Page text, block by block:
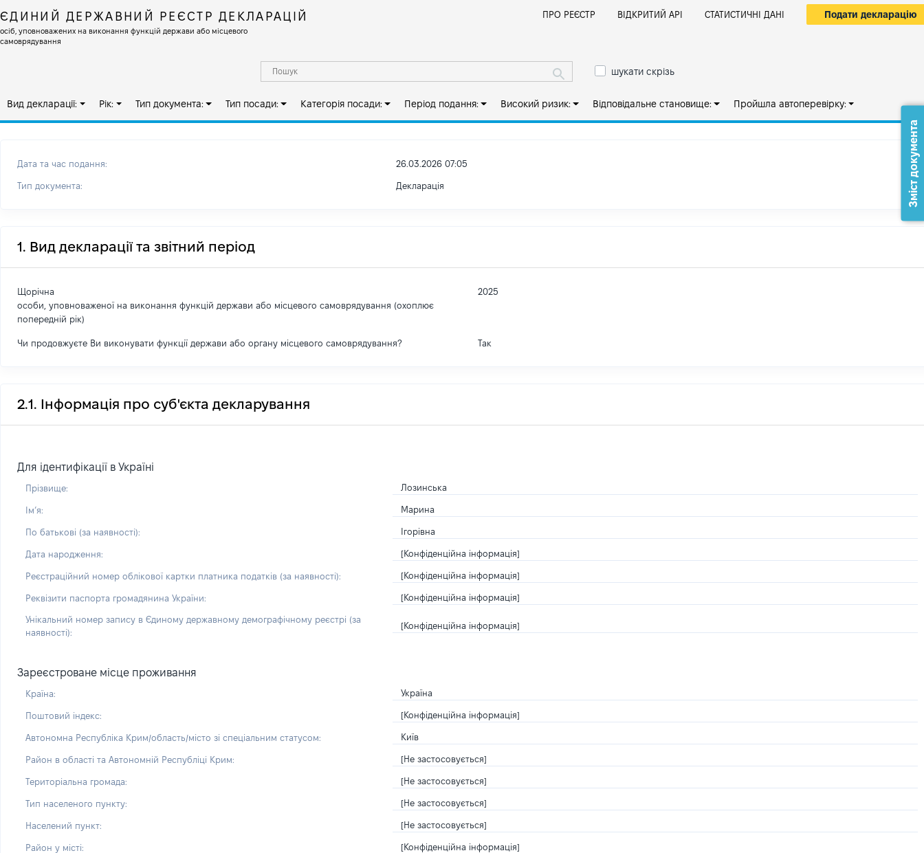
ЄДИНИЙ ДЕРЖАВНИЙ РЕЄСТР ДЕКЛАРАЦІЙ
осіб, уповноважених на виконання функцій держави або місцевого
самоврядування
ПРО РЕЄСТР ВІДКРИТИЙ АРІ СТАТИСТИЧНІ ДАНІ Подати декларацію
шукати скрізь
Вид декларації: Рік: Тип документа: Тип посади: Категорія посади: Період подання: Високий ризик: Відповідальне становище: Пройшла автоперевірку:
Дата та час подання: 26.03.2026 07:05
Тип документа: Декларація
1. Вид декларації та звітний період
Щорічна
особи, уповноваженої на виконання функцій держави або місцевого самоврядування (охоплює
попередній рік)
2025
Чи продовжуєте Ви виконувати функції держави або органу місцевого самоврядування? Так
2.1. Інформація про суб'єкта декларування
Для ідентифікації в Україні
Прізвище: Лозинська
Імʼя: Марина
По батькові (за наявності): Ігорівна
Дата народження: [Конфіденційна інформація]
Реєстраційний номер облікової картки платника податків (за наявності): [Конфіденційна інформація]
Реквізити паспорта громадянина України: [Конфіденційна інформація]
Унікальний номер запису в Єдиному державному демографічному реєстрі (за
наявності):
[Конфіденційна інформація]
Зареєстроване місце проживання
Країна: Україна
Поштовий індекс: [Конфіденційна інформація]
Автономна Республіка Крим/область/місто зі спеціальним статусом: Київ
Район в області та Автономній Республіці Крим: [Не застосовується]
Територіальна громада: [Не застосовується]
Тип населеного пункту: [Не застосовується]
Населений пункт: [Не застосовується]
Район у місті: [Конфіденційна інформація]
Зміст документа